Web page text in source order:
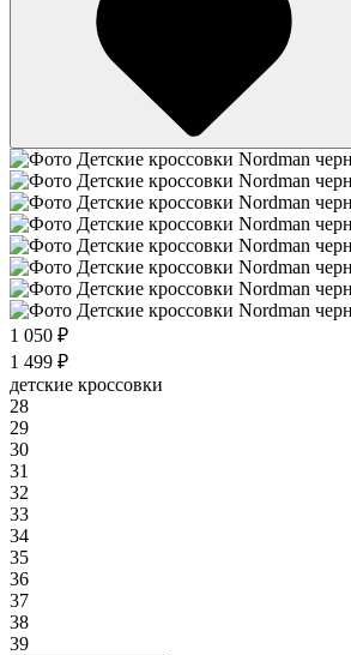
1 050 ₽
1 499 ₽
детские кроссовки
28
29
30
31
32
33
34
35
36
37
38
39